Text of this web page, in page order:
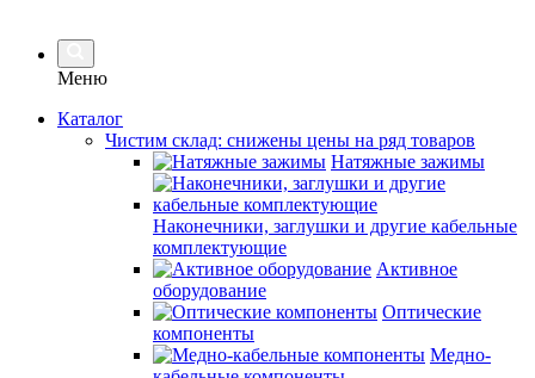
Меню
Каталог
Чистим склад: снижены цены на ряд товаров
Натяжные зажимы
Наконечники, заглушки и другие кабельные
комплектующие
Активное
оборудование
Оптические
компоненты
Медно-